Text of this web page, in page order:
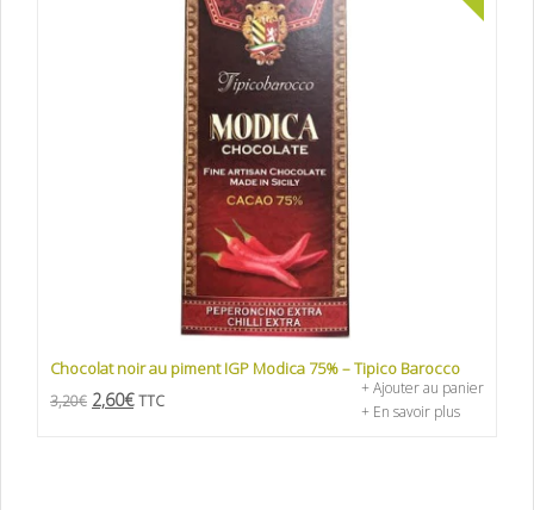
Chocolat noir au piment IGP Modica 75% – Tipico Barocco
3,20€ 2,60€ TTC
+ Ajouter au panier
+ En savoir plus